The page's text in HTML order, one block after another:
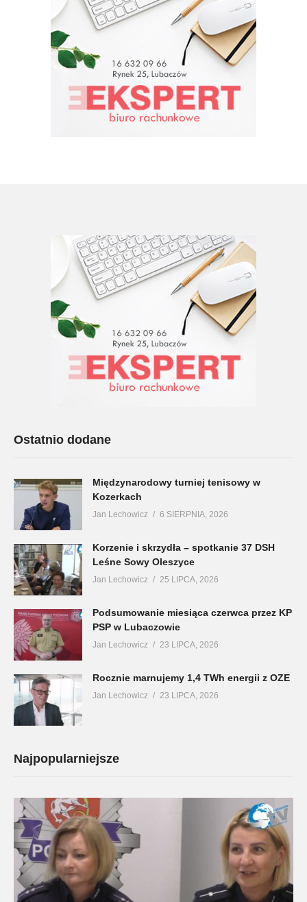
Ostatnio dodane
Międzynarodowy turniej tenisowy w
Kozerkach
Jan Lechowicz 6 SIERPNIA, 2026
Korzenie i skrzydła – spotkanie 37 DSH
Leśne Sowy Oleszyce
Jan Lechowicz 25 LIPCA, 2026
Podsumowanie miesiąca czerwca przez KP
PSP w Lubaczowie
Jan Lechowicz 23 LIPCA, 2026
Rocznie marnujemy 1,4 TWh energii z OZE
Jan Lechowicz 23 LIPCA, 2026
Najpopularniejsze